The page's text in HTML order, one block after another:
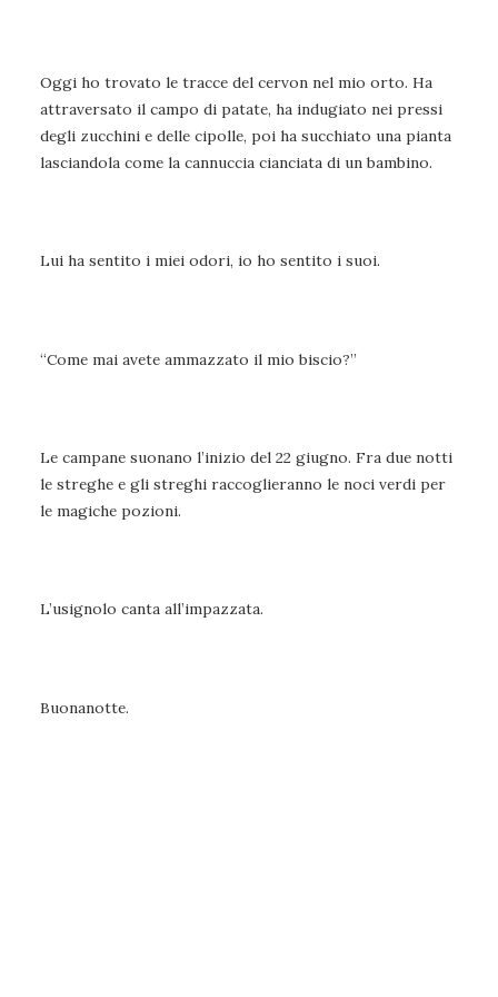
Oggi ho trovato le tracce del cervon nel mio orto. Ha
attraversato il campo di patate, ha indugiato nei pressi
degli zucchini e delle cipolle, poi ha succhiato una pianta
lasciandola come la cannuccia cianciata di un bambino.
Lui ha sentito i miei odori, io ho sentito i suoi.
“Come mai avete ammazzato il mio biscio?”
Le campane suonano l’inizio del 22 giugno. Fra due notti
le streghe e gli streghi raccoglieranno le noci verdi per
le magiche pozioni.
L’usignolo canta all’impazzata.
Buonanotte.